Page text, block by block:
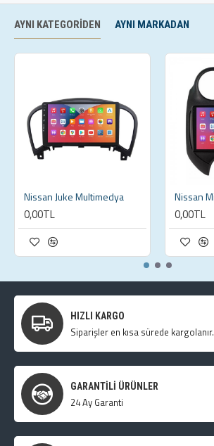
AYNI KATEGORIDEN AYNI MARKADAN
Nissan Juke Multimedya
0,00TL 0,00TL
HIZLI KARGO
Siparişler en kısa sürede kargolanır.
GARANTILI ÜRÜNLER
24 Ay Garanti